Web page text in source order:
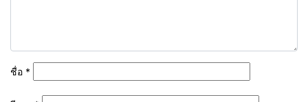
ชื่อ *